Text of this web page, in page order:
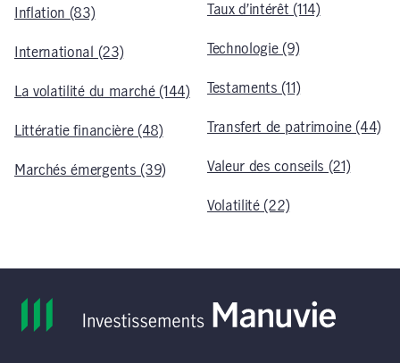
Inflation (83)
International (23)
La volatilité du marché (144)
Littératie financière (48)
Marchés émergents (39)
Taux d’intérêt (114)
Technologie (9)
Testaments (11)
Transfert de patrimoine (44)
Valeur des conseils (21)
Volatilité (22)